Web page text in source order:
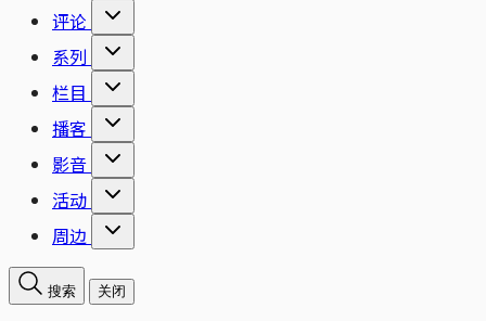
评论
系列
栏目
播客
影音
活动
周边
搜索 关闭